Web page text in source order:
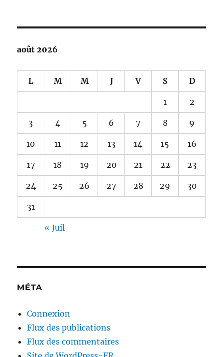
août 2026
L M M J V S D
1 2
3 4 5 6 7 8 9
10 11 12 13 14 15 16
17 18 19 20 21 22 23
24 25 26 27 28 29 30
31
« Juil
MÉTA
Connexion
Flux des publications
Flux des commentaires